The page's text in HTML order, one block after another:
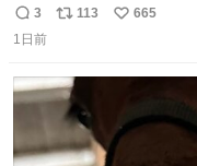
もう絶対に要らないん
から出てくる。 その代
返
信
3
リ
ト
数
113
い
665
1日前